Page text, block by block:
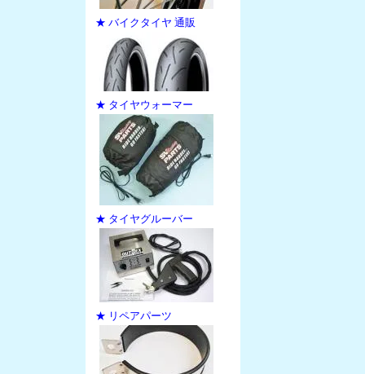
★ バイクタイヤ 通販
★ タイヤウォーマー
★ タイヤグルーバー
★ リペアパーツ